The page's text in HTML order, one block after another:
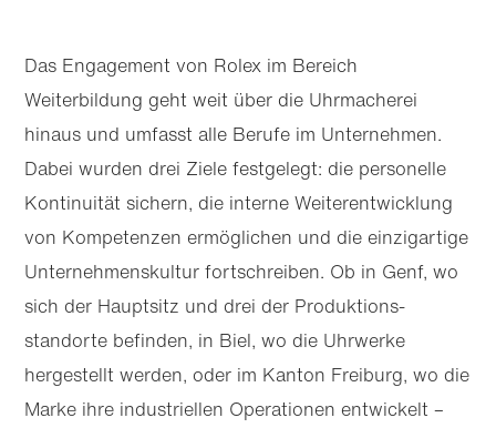
Das Engagement von Rolex im Bereich
Weiterbildung geht weit über die Uhrmacherei
hinaus und umfasst alle Berufe im Unternehmen.
Dabei wurden drei Ziele festgelegt: die personelle
Kontinuität sichern, die interne Weiterentwicklung
von Kompetenzen ermöglichen und die einzigartige
Unternehmens­kultur fortschreiben. Ob in Genf, wo
sich der Hauptsitz und drei der Produktions­
standorte befinden, in Biel, wo die Uhrwerke
hergestellt werden, oder im Kanton Freiburg, wo die
Marke ihre industriellen Operationen entwickelt –